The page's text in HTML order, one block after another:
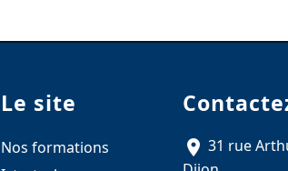
Le site
Nos formations
31 rue